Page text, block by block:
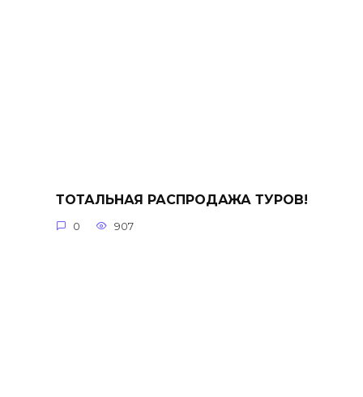
ТОТАЛЬНАЯ РАСПРОДАЖА ТУРОВ!
0 907